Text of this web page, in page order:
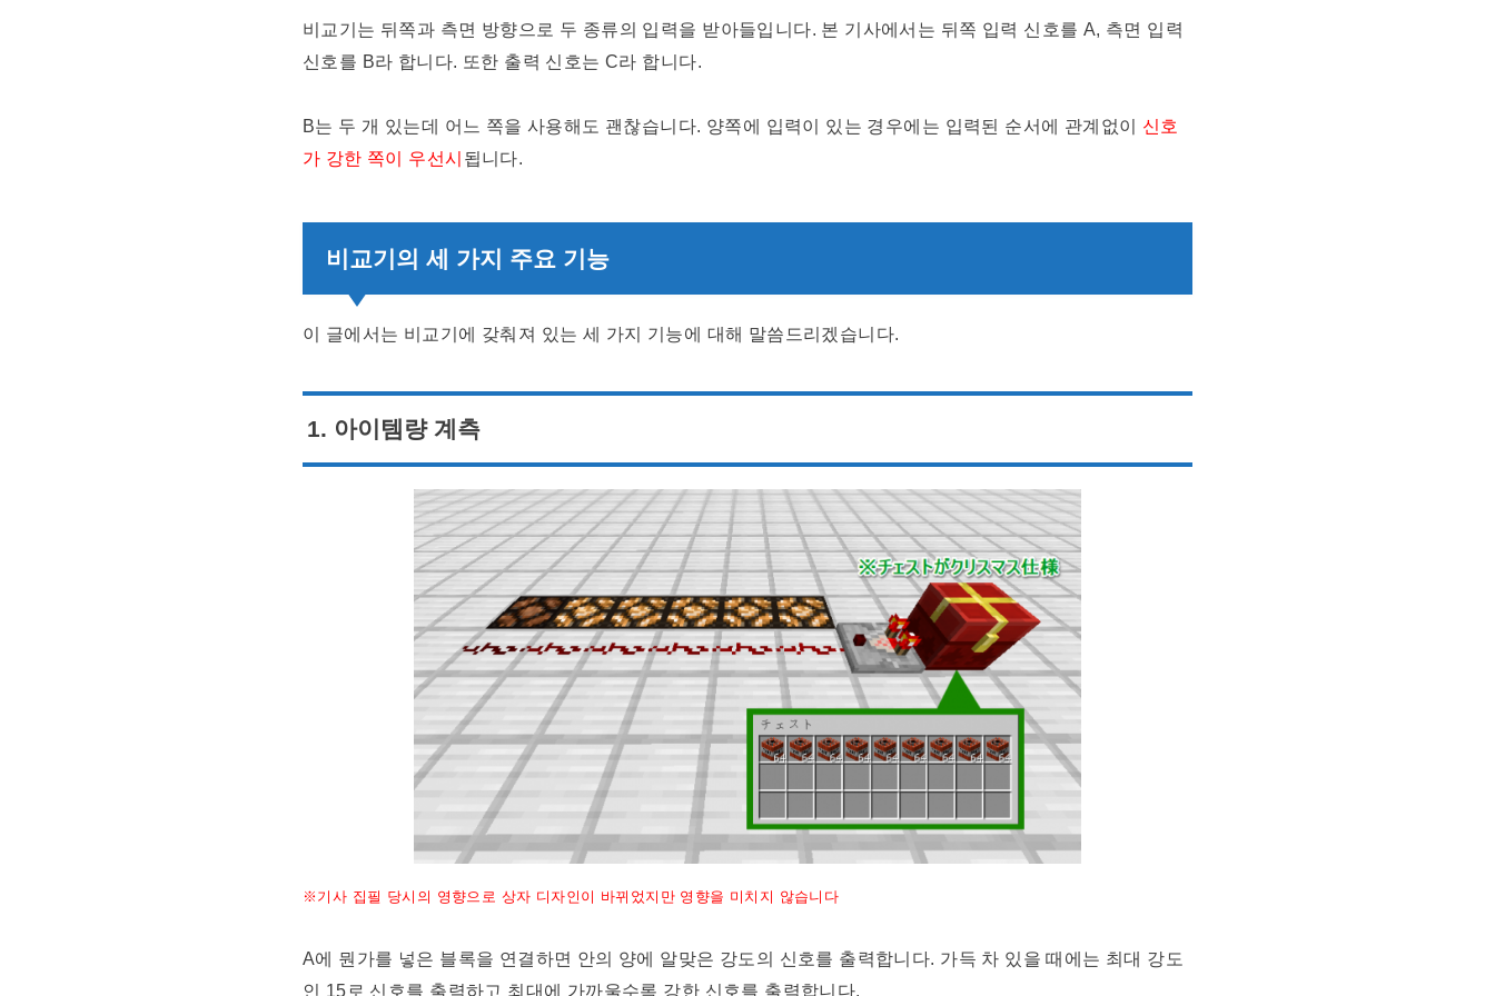
비교기는 뒤쪽과 측면 방향으로 두 종류의 입력을 받아들입니다. 본 기사에서는 뒤쪽 입력 신호를 A, 측면 입력
신호를 B라 합니다. 또한 출력 신호는 C라 합니다.
B는 두 개 있는데 어느 쪽을 사용해도 괜찮습니다. 양쪽에 입력이 있는 경우에는 입력된 순서에 관계없이 신호
가 강한 쪽이 우선시 됩니다.
비교기의 세 가지 주요 기능
이 글에서는 비교기에 갖춰져 있는 세 가지 기능에 대해 말씀드리겠습니다.
1. 아이템량 계측
※기사 집필 당시의 영향으로 상자 디자인이 바뀌었지만 영향을 미치지 않습니다
A에 뭔가를 넣은 블록을 연결하면 안의 양에 알맞은 강도의 신호를 출력합니다. 가득 차 있을 때에는 최대 강도
인 15로 신호를 출력하고 최대에 가까울수록 강한 신호를 출력합니다.